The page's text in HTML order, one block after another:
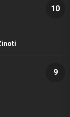
10
9